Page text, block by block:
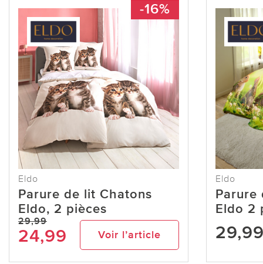
-16%
Eldo
Parure de lit Chatons
Eldo, 2 pièces
29,99
24,99 Voir l’article
Eldo
Parure
Eldo 2